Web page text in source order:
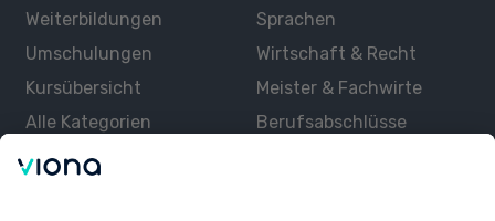
Weiterbildungen
Umschulungen
Kursübersicht
Alle Kategorien
Sprachen
Wirtschaft & Recht
Meister & Fachwirte
Berufsabschlüsse
Über uns